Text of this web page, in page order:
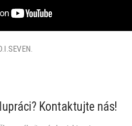
Kontaktujte nás!